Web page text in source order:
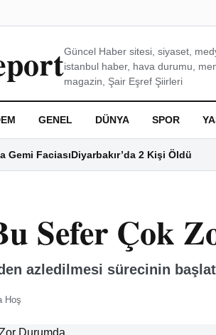
Güncel Haber sitesi, siyaset,
istanbul haber, hava durumu,
magazin, Şair Eşref Şiirleri
GENEL DÜNYA SPOR
Gemi FaciasıDiyarbakır’da 2 Kişi Öldü
Sefer Çok
azledilmesi sürecinin
Hoş